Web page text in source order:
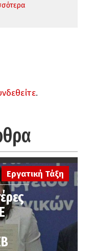
.
Εργατική Τάξη